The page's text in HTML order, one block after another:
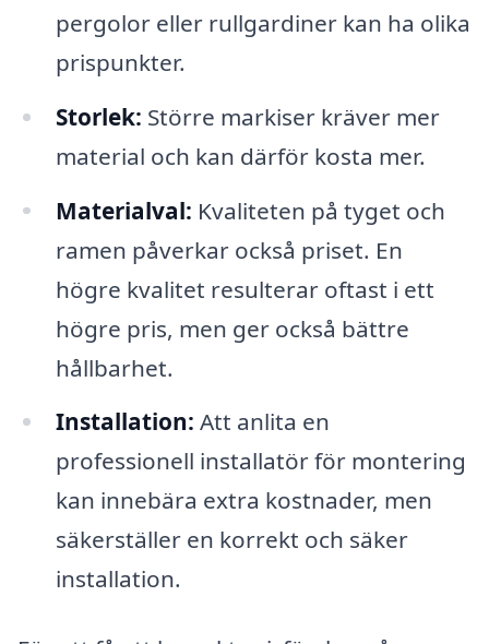
pergolor eller rullgardiner kan ha olika
prispunkter.
Storlek: Större markiser kräver mer
material och kan därför kosta mer.
Materialval: Kvaliteten på tyget och
ramen påverkar också priset. En
högre kvalitet resulterar oftast i ett
högre pris, men ger också bättre
hållbarhet.
Installation: Att anlita en
professionell installatör för montering
kan innebära extra kostnader, men
säkerställer en korrekt och säker
installation.